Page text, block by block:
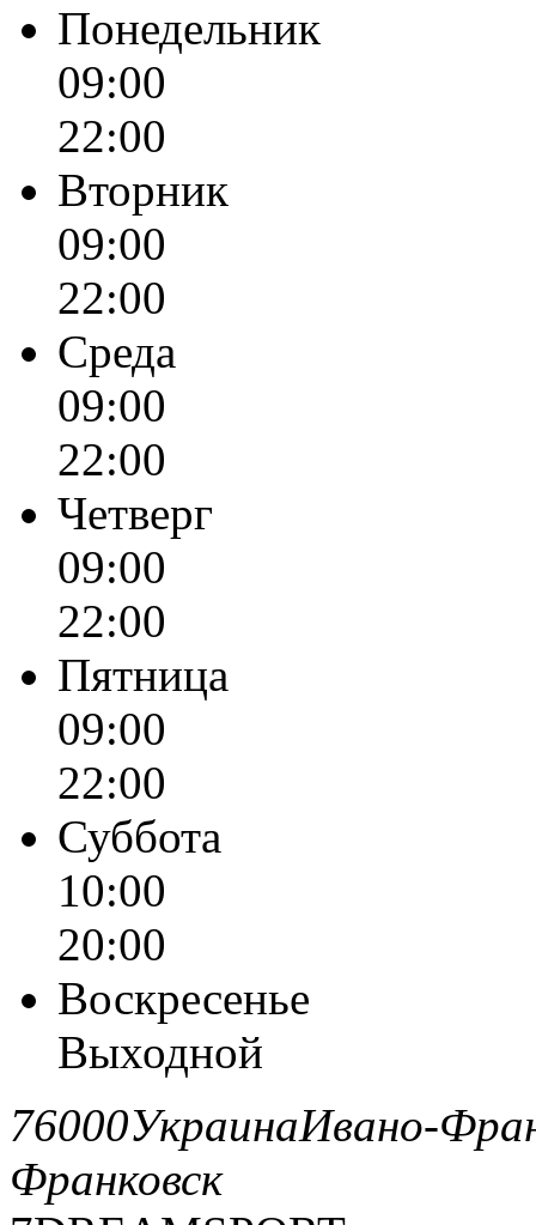
Понедельник
09:00
22:00
Вторник
09:00
22:00
Среда
09:00
22:00
Четверг
09:00
22:00
Пятница
09:00
22:00
Суббота
10:00
20:00
Воскресенье
Выходной
76000УкраинаИвано-
Франковск